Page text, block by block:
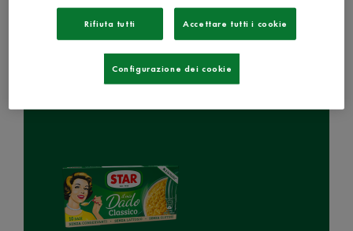
1 cubetto de I Dadi Star - Classico Il Mio
Rifiuta tutti Accettare tutti i cookie
Configurazione dei cookie